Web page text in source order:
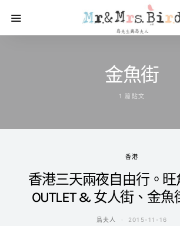
金魚街
1 篇貼文
香港
香港三天兩夜自由行。旺
OUTLET & 女人街、金
鳥夫人 2015-11-16